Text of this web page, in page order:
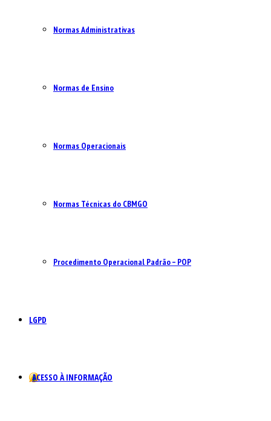
Normas Administrativas
Normas de Ensino
Normas Operacionais
Normas Técnicas do CBMGO
Procedimento Operacional Padrão – POP
LGPD
ACESSO À INFORMAÇÃO